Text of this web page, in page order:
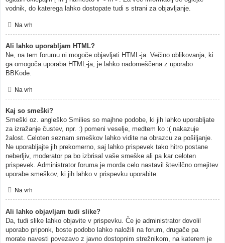
vodnik, do katerega lahko dostopate tudi s strani za objavljanje.
Na vrh
Ali lahko uporabljam HTML?
Ne, na tem forumu ni mogoče objavljati HTML-ja. Večino oblikovanja, ki
ga omogoča uporaba HTML-ja, je lahko nadomeščena z uporabo
BBKode.
Na vrh
Kaj so smeški?
Smeški oz. angleško Smilies so majhne podobe, ki jih lahko uporabljate
za izražanje čustev, npr. :) pomeni veselje, medtem ko :( nakazuje
žalost. Celoten seznam smeškov lahko vidite na obrazcu za pošiljanje.
Ne uporabljajte jih prekomerno, saj lahko prispevek tako hitro postane
neberljiv, moderator pa bo izbrisal vaše smeške ali pa kar celoten
prispevek. Administrator foruma je morda celo nastavil številčno omejitev
uporabe smeškov, ki jih lahko v prispevku uporabite.
Na vrh
Ali lahko objavljam tudi slike?
Da, tudi slike lahko objavite v prispevku. Če je administrator dovolil
uporabo priponk, boste podobo lahko naložili na forum, drugače pa
morate navesti povezavo z javno dostopnim strežnikom, na katerem je